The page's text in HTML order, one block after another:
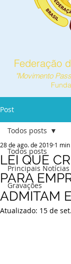
Federação
"Movimento
Post
Todos posts
Principais Notícias
Gravações
Todos posts
LEI QUE
PARA
ADMITAM
28 de ago. de 2019 1
Atualizado: 15 de